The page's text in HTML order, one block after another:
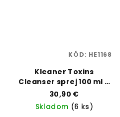
Kleaner Toxins
Cleanser sprej 100 ml –
ústna hygiena &
pokožka | Kleaner |
Vaporama
30,90 €
Skladom (6 ks)
KÓD: HE1168